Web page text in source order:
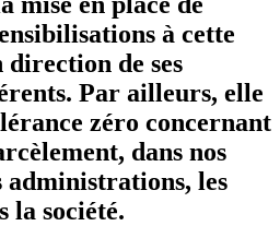
à cette
de ses
Par ailleurs, elle
zéro concernant
dans nos
administrations, les
la société.